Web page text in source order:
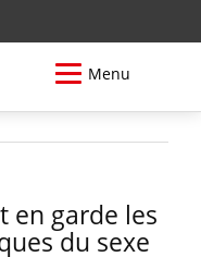
Menu
en garde les
du sexe